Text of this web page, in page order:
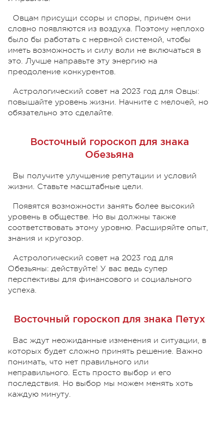
Овцам присущи ссоры и споры, причем они
словно появляются из воздуха. Поэтому неплохо
было бы работать с нервной системой, чтобы
иметь возможность и силу воли не включаться в
это. Лучше направьте эту энергию на
преодоление конкурентов.
Астрологический совет на 2023 год для Овцы:
повышайте уровень жизни. Начните с мелочей, но
обязательно это сделайте.
Восточный гороскоп для знака
Обезьяна
Вы получите улучшение репутации и условий
жизни. Ставьте масштабные цели.
Появятся возможности занять более высокий
уровень в обществе. Но вы должны также
соответствовать этому уровню. Расширяйте опыт,
знания и кругозор.
Астрологический совет на 2023 год для
Обезьяны: действуйте! У вас ведь супер
перспективы для финансового и социального
успеха.
Восточный гороскоп для знака Петух
Вас ждут неожиданные изменения и ситуации, в
которых будет сложно принять решение. Важно
понимать, что нет правильного или
неправильного. Есть просто выбор и его
последствия. Но выбор мы можем менять хоть
каждую минуту.